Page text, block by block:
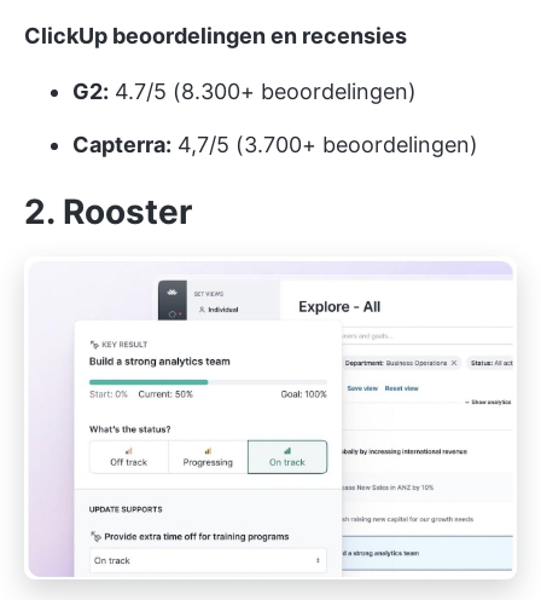
ClickUp beoordelingen en recensies
G2: 4.7/5 (8.300+ beoordelingen)
Capterra: 4,7/5 (3.700+ beoordelingen)
2. Rooster